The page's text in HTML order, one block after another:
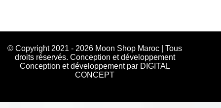
© Copyright 2021 - 2026 Moon Shop Maroc | Tous
droits réservés. Conception et développement
Conception et développement par DIGITAL
CONCEPT